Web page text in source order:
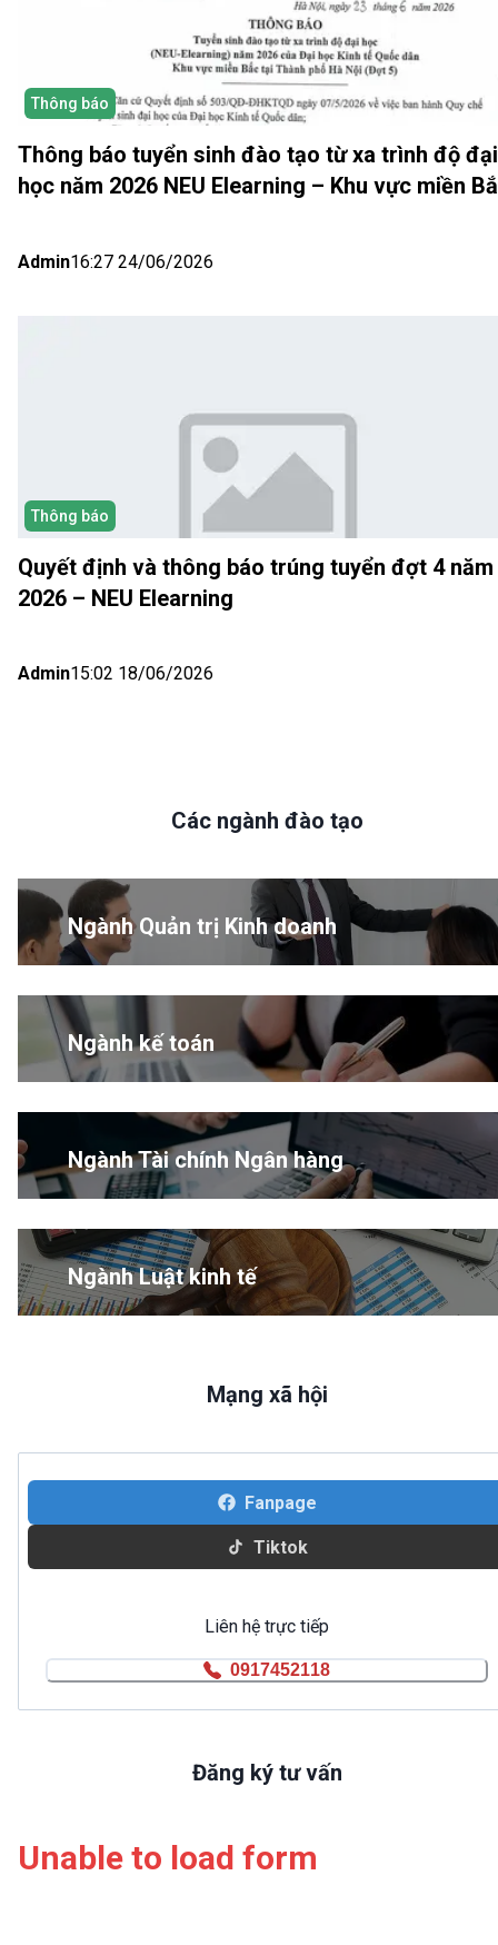
Thông báo
Thông báo tuyển sinh đào tạo từ xa trình độ đại
học năm 2026 NEU Elearning – Khu vực miền
Admin16:27 24/06/2026
Thông báo
Quyết định và thông báo trúng tuyển đợt 4 năm
2026 – NEU Elearning
Admin15:02 18/06/2026
Các ngành đào tạo
Ngành Quản trị Kinh doanh
Ngành kế toán
Ngành Tài chính Ngân hàng
Ngành Luật kinh tế
Mạng xã hội
Fanpage
Tiktok
Liên hệ trực tiếp
0917452118
Đăng ký tư vấn
Unable to load form